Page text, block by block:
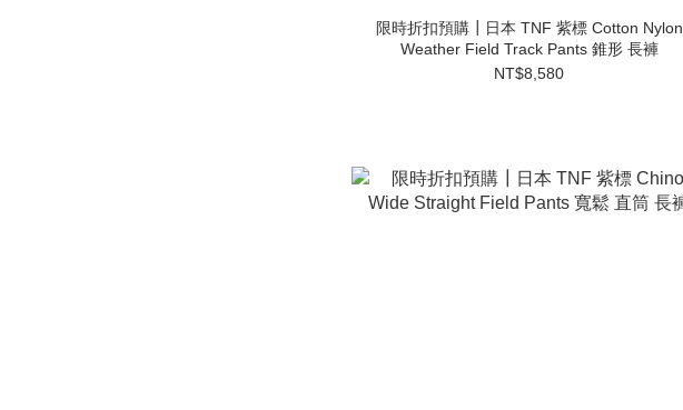
限時折扣預購┃日本 TNF 紫標 Cotton Nylon
Weather Field Track Pants 錐形 長褲
NT$8,580